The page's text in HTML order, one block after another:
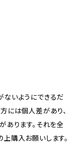
ないようにできるだ
には個人差があり、
あります。それを全
購入お願いします。